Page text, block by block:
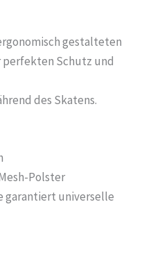
gestalteten
perfekten Schutz und
des Skatens.
Polster
garantiert universelle